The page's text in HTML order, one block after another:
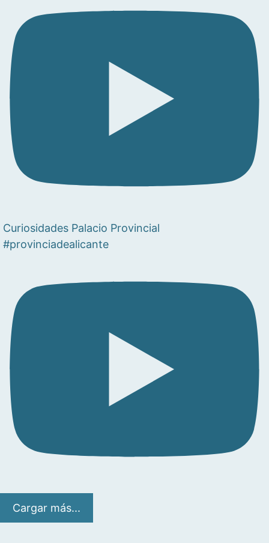
Curiosidades Palacio Provincial
#provinciadealicante
Cargar más...